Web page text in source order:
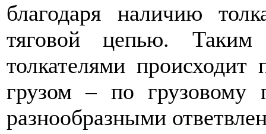
благодаря наличию
тяговой цепью.
толкателями
грузом – по грузовому
разнообразными